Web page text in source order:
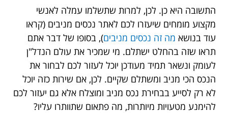
התשובה היא כן. לכן, למרות שתשלמו עמלה לאנשי
מקצוע מומחים שיעזרו לכם לאתר נכסים מניבים (קראו
עוד בנושא מה זה נכסים מניבים), בסופו של דבר אתם
תראו שזה בהחלט ישתלם. מי שמכיר את עולם הנדל"ן
לעומק ונשאר תמיד מעודכן יוכל לעזור לכם לבחור את
הנכס הכי מניב ומשתלם שקיים. לכן, אם שירות כזה יוכל
לא רק לסייע בבחירת נכס מניב ומוצלח אלא גם יעזור לכם
להימנע מטעויות מיותרות, מה פתאום שתוותרו עליו?